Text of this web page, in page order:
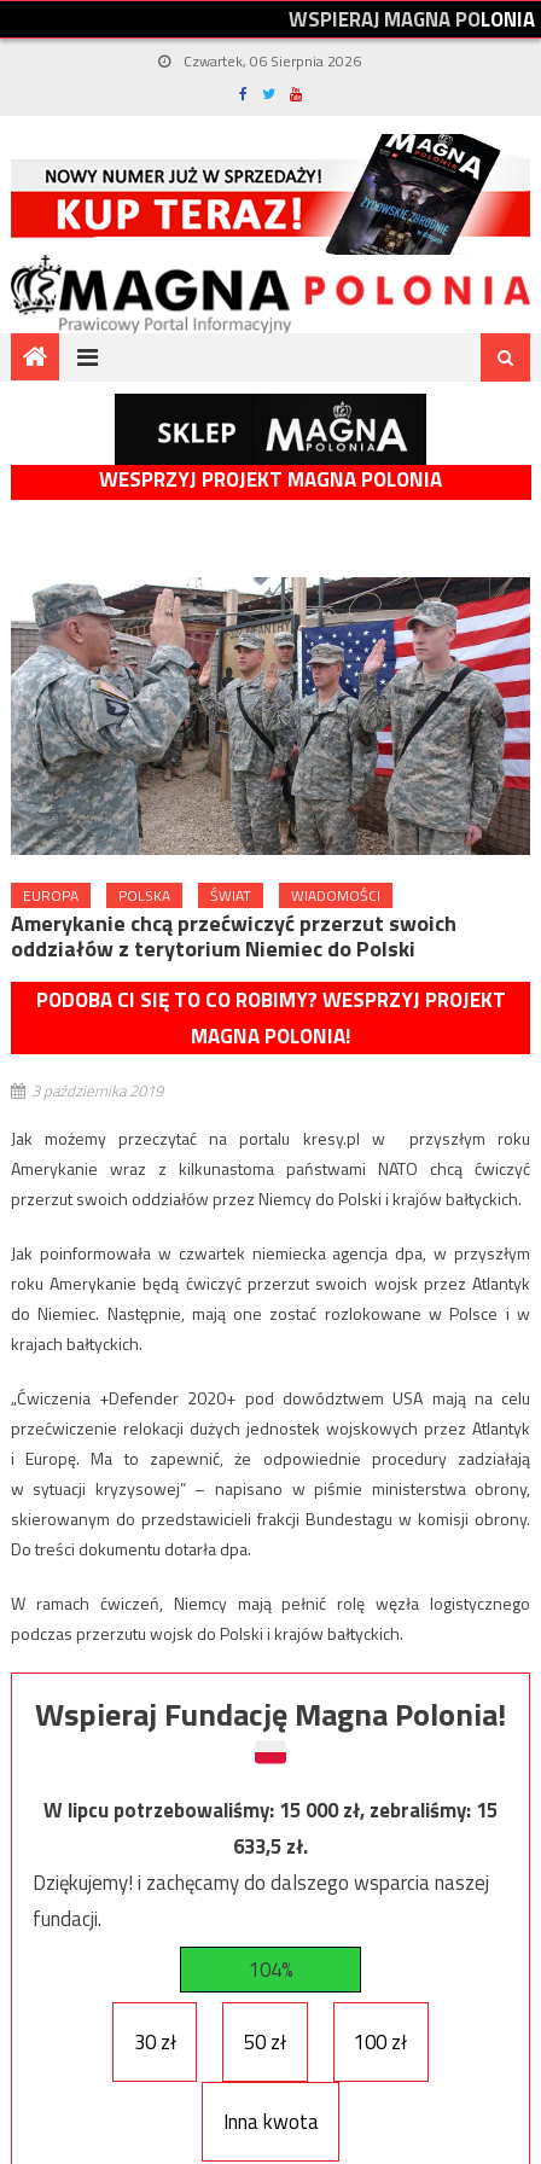
WSPIERAJMAGNAPOLONIA
Czwartek, 06 Sierpnia 2026
WESPRZYJ PROJEKT MAGNA POLONIA
EUROPA POLSKA ŚWIAT WIADOMOŚCI
Amerykanie chcą przećwiczyć przerzut swoich
oddziałów z terytorium Niemiec do Polski
PODOBA CI SIĘ TO CO ROBIMY? WESPRZYJ PROJEKT
MAGNA POLONIA!
3 października 2019
Jak możemy przeczytać na portalu kresy.pl w przyszłym roku
Amerykanie wraz z kilkunastoma państwami NATO chcą ćwiczyć
przerzut swoich oddziałów przez Niemcy do Polski i krajów bałtyckich.
Jak poinformowała w czwartek niemiecka agencja dpa, w przyszłym
roku Amerykanie będą ćwiczyć przerzut swoich wojsk przez Atlantyk
do Niemiec. Następnie, mają one zostać rozlokowane w Polsce i w
krajach bałtyckich.
„Ćwiczenia +Defender 2020+ pod dowództwem USA mają na celu
przećwiczenie relokacji dużych jednostek wojskowych przez Atlantyk
i Europę. Ma to zapewnić, że odpowiednie procedury zadziałają
w sytuacji kryzysowej” – napisano w piśmie ministerstwa obrony,
skierowanym do przedstawicieli frakcji Bundestagu w komisji obrony.
Do treści dokumentu dotarła dpa.
W ramach ćwiczeń, Niemcy mają pełnić rolę węzła logistycznego
podczas przerzutu wojsk do Polski i krajów bałtyckich.
Wspieraj Fundację Magna Polonia!
W lipcu potrzebowaliśmy:15 000zł, zebraliśmy:15
633,5zł.
Dziękujemy! i zachęcamy do dalszego wsparcia naszej
fundacji.
104%
30 zł 50 zł 100 zł
Inna kwota